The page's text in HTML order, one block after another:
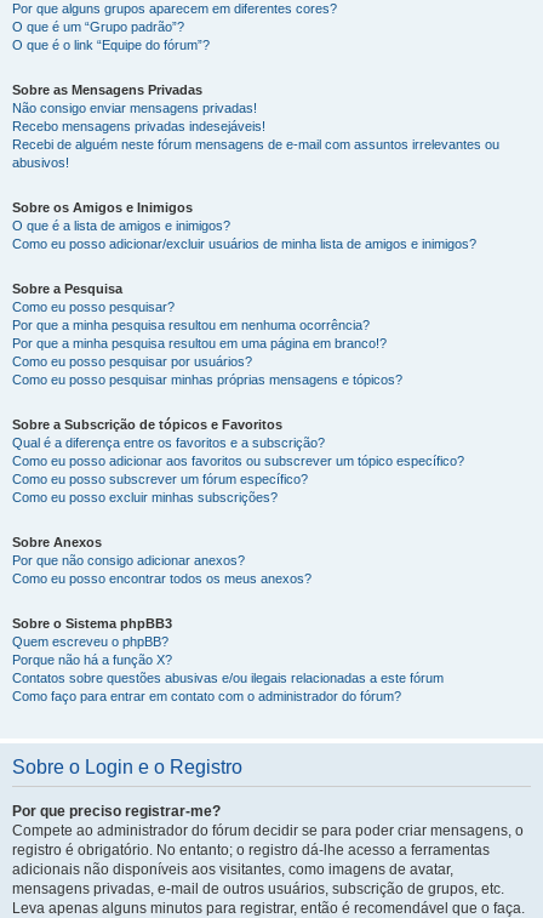
Por que alguns grupos aparecem em diferentes cores?
O que é um “Grupo padrão”?
O que é o link “Equipe do fórum”?
Sobre as Mensagens Privadas
Não consigo enviar mensagens privadas!
Recebo mensagens privadas indesejáveis!
Recebi de alguém neste fórum mensagens de e-mail com assuntos irrelevantes ou
abusivos!
Sobre os Amigos e Inimigos
O que é a lista de amigos e inimigos?
Como eu posso adicionar/excluir usuários de minha lista de amigos e inimigos?
Sobre a Pesquisa
Como eu posso pesquisar?
Por que a minha pesquisa resultou em nenhuma ocorrência?
Por que a minha pesquisa resultou em uma página em branco!?
Como eu posso pesquisar por usuários?
Como eu posso pesquisar minhas próprias mensagens e tópicos?
Sobre a Subscrição de tópicos e Favoritos
Qual é a diferença entre os favoritos e a subscrição?
Como eu posso adicionar aos favoritos ou subscrever um tópico específico?
Como eu posso subscrever um fórum específico?
Como eu posso excluir minhas subscrições?
Sobre Anexos
Por que não consigo adicionar anexos?
Como eu posso encontrar todos os meus anexos?
Sobre o Sistema phpBB3
Quem escreveu o phpBB?
Porque não há a função X?
Contatos sobre questões abusivas e/ou ilegais relacionadas a este fórum
Como faço para entrar em contato com o administrador do fórum?
Sobre o Login e o Registro
Por que preciso registrar-me?
Compete ao administrador do fórum decidir se para poder criar mensagens, o
registro é obrigatório. No entanto; o registro dá-lhe acesso a ferramentas
adicionais não disponíveis aos visitantes, como imagens de avatar,
mensagens privadas, e-mail de outros usuários, subscrição de grupos, etc.
Leva apenas alguns minutos para registrar, então é recomendável que o faça.